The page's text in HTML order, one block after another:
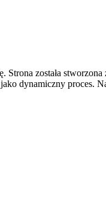
została
dynamiczny proces.